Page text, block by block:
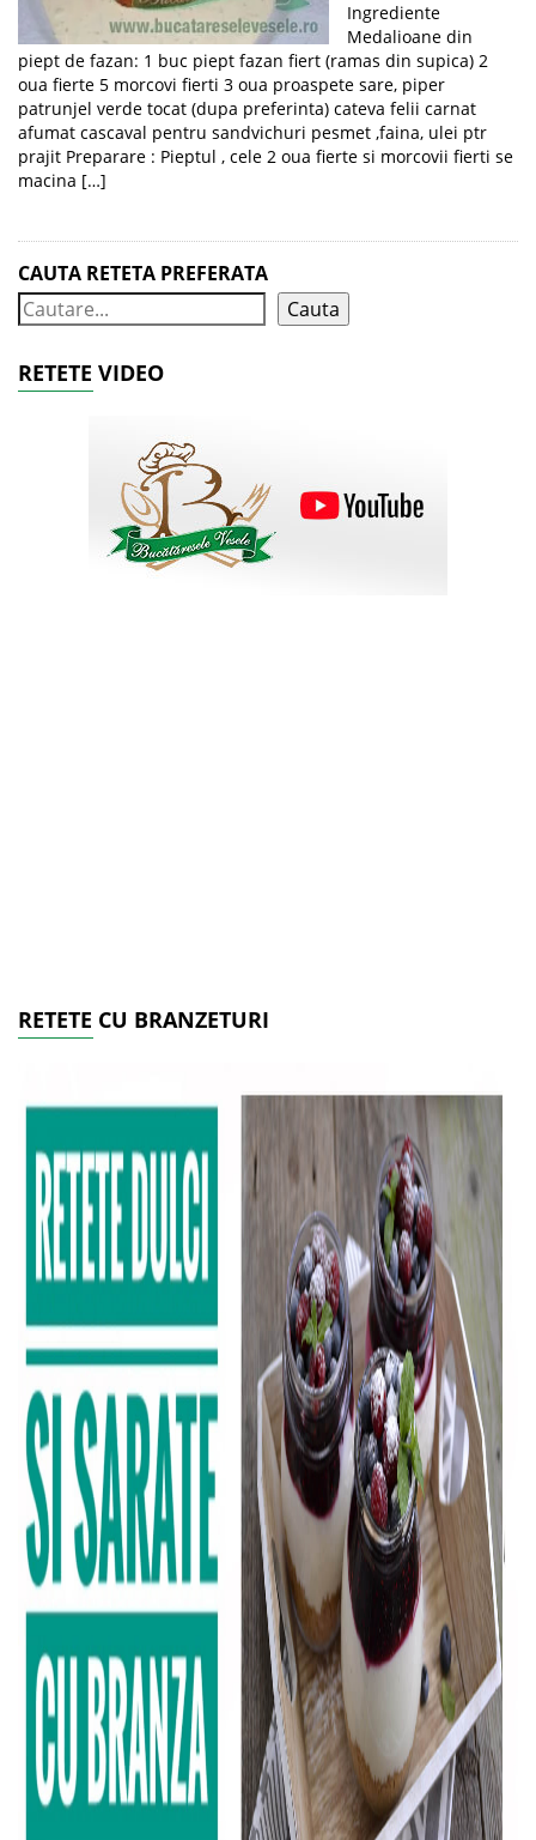
Ingrediente
Medalioane din
piept de fazan: 1 buc piept fazan fiert (ramas din supica) 2
oua fierte 5 morcovi fierti 3 oua proaspete sare, piper
patrunjel verde tocat (dupa preferinta) cateva felii carnat
afumat cascaval pentru sandvichuri pesmet ,faina, ulei ptr
prajit Preparare : Pieptul , cele 2 oua fierte si morcovii fierti se
macina […]
CAUTA RETETA PREFERATA
Cauta
RETETE VIDEO
RETETE CU BRANZETURI